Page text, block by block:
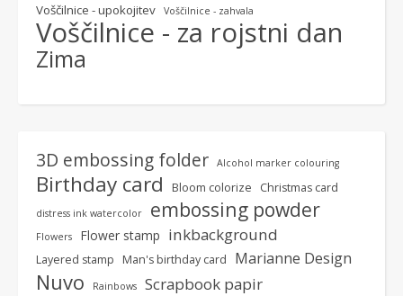
Voščilnice - upokojitev Voščilnice - zahvala
Voščilnice - za rojstni dan
Zima
3D embossing folder Alcohol marker colouring
Birthday card Bloom colorize Christmas card
distress ink watercolor embossing powder
Flowers Flower stamp inkbackground
Layered stamp Man's birthday card Marianne Design
Nuvo Rainbows Scrapbook papir